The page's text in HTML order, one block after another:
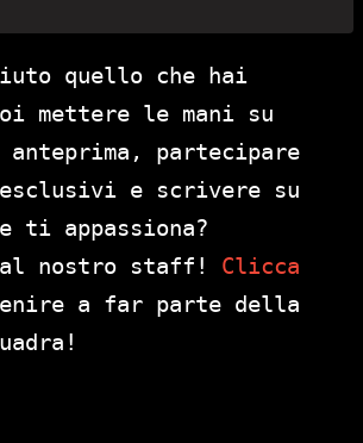
quello che hai
mettere le mani su
partecipare
e scrivere su
ti appassiona?
nostro staff! Clicca
a far parte della